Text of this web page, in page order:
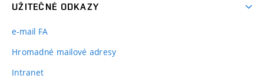
UŽITEČNÉ ODKAZY
e-mail FA
Hromadné mailové adresy
Intranet